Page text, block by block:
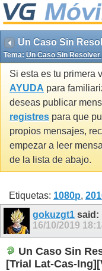
Tema: Un Caso Sin
Si esta es tu primera
AYUDA para
deseas publicar
registres para que
propios mensajes,
empezar a leer
de la lista de abajo.
Etiquetas: 1080p,
gokuzgt1 said:
16/10/2019
Un Caso Sin
[Trial Lat-Cas-